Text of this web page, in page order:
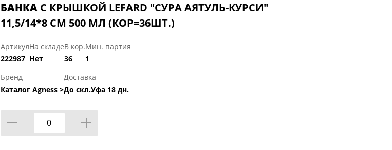
БАНКА С КРЫШКОЙ LEFARD "СУРА АЯТУЛЬ-КУРСИ"
11,5/14*8 СМ 500 МЛ (КОР=36ШТ.)
Артикул
222987
На складе
Нет
В кор.
36
Мин. партия
1
Бренд
Каталог Agness >
Доставка
До скл.Уфа 18 дн.